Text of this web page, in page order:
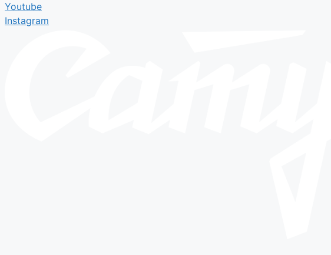
Youtube
Instagram